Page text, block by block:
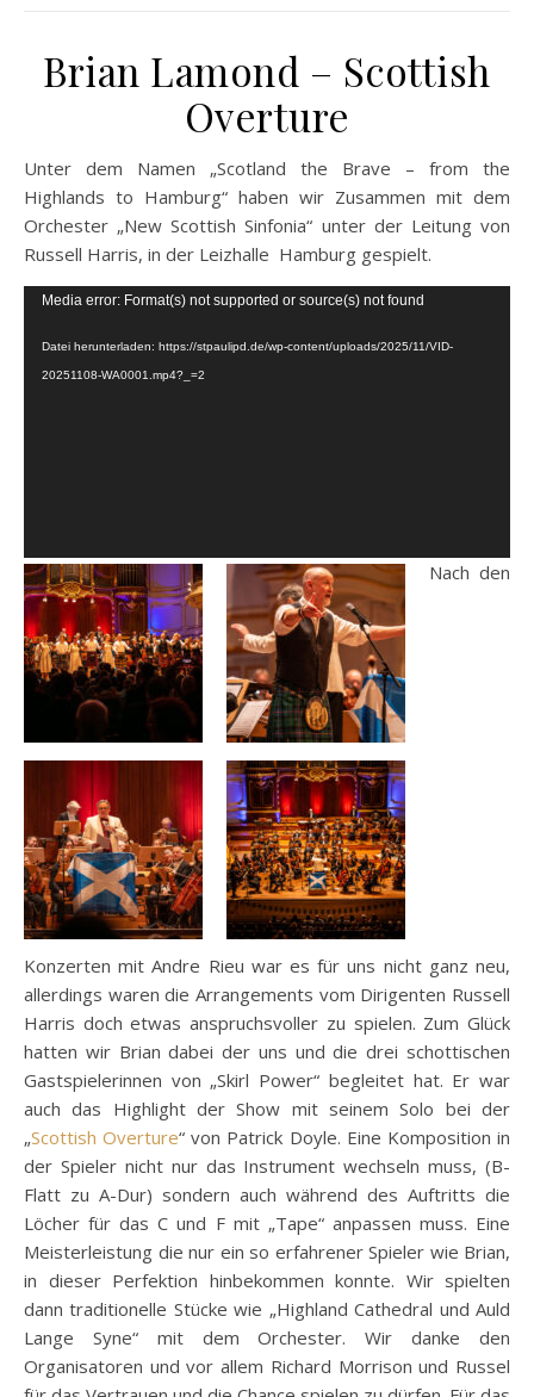
Brian Lamond – Scottish
Overture
Unter dem Namen „Scotland the Brave – from the
Highlands to Hamburg“ haben wir Zusammen mit dem
Orchester „New Scottish Sinfonia“ unter der Leitung von
Russell Harris, in der Leizhalle Hamburg gespielt.
Video-
Media error: Format(s) not supported or source(s) not found
Datei herunterladen: https://stpaulipd.de/wp-content/uploads/2025/11/VID-
20251108-WA0001.mp4?_=2
Nach den
Konzerten mit Andre Rieu war es für uns nicht ganz neu,
allerdings waren die Arrangements vom Dirigenten Russell
Harris doch etwas anspruchsvoller zu spielen. Zum Glück
hatten wir Brian dabei der uns und die drei schottischen
Gastspielerinnen von „Skirl Power“ begleitet hat. Er war
auch das Highlight der Show mit seinem Solo bei der
„Scottish Overture“ von Patrick Doyle. Eine Komposition in
der Spieler nicht nur das Instrument wechseln muss, (B-
Flatt zu A-Dur) sondern auch während des Auftritts die
Löcher für das C und F mit „Tape“ anpassen muss. Eine
Meisterleistung die nur ein so erfahrener Spieler wie Brian,
in dieser Perfektion hinbekommen konnte. Wir spielten
dann traditionelle Stücke wie „Highland Cathedral und Auld
Lange Syne“ mit dem Orchester. Wir danke den
Organisatoren und vor allem Richard Morrison und Russel